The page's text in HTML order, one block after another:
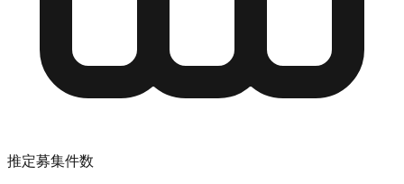
推定募集件数